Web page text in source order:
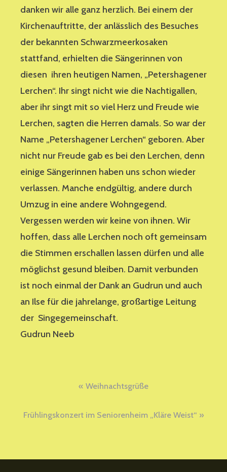
danken wir alle ganz herzlich. Bei einem der
Kirchenauftritte, der anlässlich des Besuches
der bekannten Schwarzmeerkosaken
stattfand, erhielten die Sängerinnen von
diesen ihren heutigen Namen, „Petershagener
Lerchen“. Ihr singt nicht wie die Nachtigallen,
aber ihr singt mit so viel Herz und Freude wie
Lerchen, sagten die Herren damals. So war der
Name „Petershagener Lerchen“ geboren. Aber
nicht nur Freude gab es bei den Lerchen, denn
einige Sängerinnen haben uns schon wieder
verlassen. Manche endgültig, andere durch
Umzug in eine andere Wohngegend.
Vergessen werden wir keine von ihnen. Wir
hoffen, dass alle Lerchen noch oft gemeinsam
die Stimmen erschallen lassen dürfen und alle
möglichst gesund bleiben. Damit verbunden
ist noch einmal der Dank an Gudrun und auch
an Ilse für die jahrelange, großartige Leitung
der Singegemeinschaft.
Gudrun Neeb
Beitragsnavigation
Weihnachtsgrüße
Frühlingskonzert im Seniorenheim „Kläre Weist“